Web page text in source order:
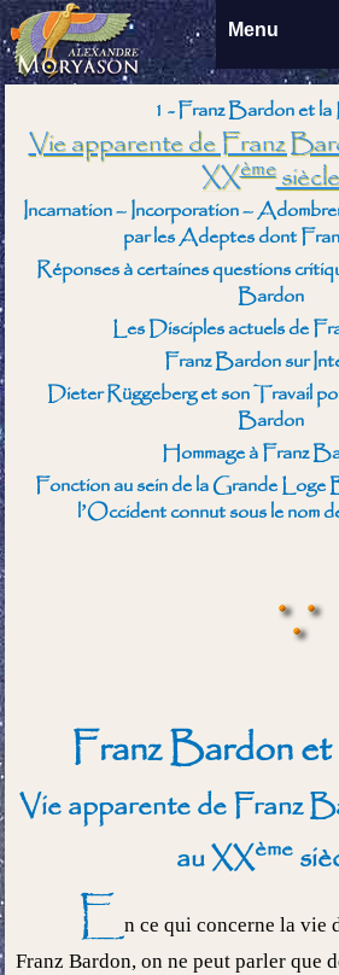
Menu
1 - Franz Bardon et la
Vie apparente de Franz
XXèmesiècle
Incarnation – Incorporation –
par les Adeptes dont
Réponses à certaines questions
Bardon
Les Disciples actuels de
Franz Bardon sur
Dieter Rüggeberg et son Travail
Bardon
Hommage à Franz
Fonction au sein de la Grande Loge
l’Occident connut sous le nom
Franz Bardon
Vie apparente de Franz
au XXème
En ce qui concerne la vie
Franz Bardon, on ne peut parler que